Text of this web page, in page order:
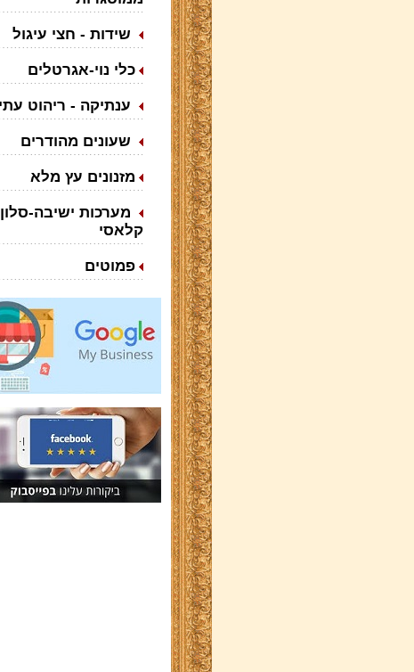
שידות - חצי עיגול
כלי נוי-אגרטלים
ענתיקה - ריהוט
שעונים מהודרים
מזנונים עץ מלא
מערכות ישיבה-סלון
קלאסי
פמוטים